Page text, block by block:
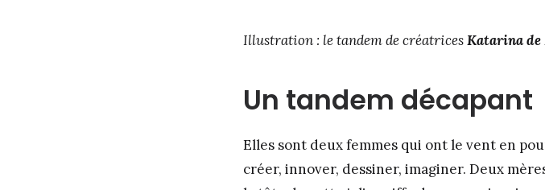
Illustration : le tandem de créatricesKatarina de
Un tandem décapant
Elles sont deux femmes qui ont le vent en
créer, innover, dessiner, imaginer. Deux